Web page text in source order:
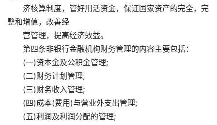
济核算制度，管好用活资金，保证国家资产的完全，完
整和增值，改善经
营管理，提高经济效益。
第四条非银行金融机构财务管理的内容主要包括：
(一)资本金及公积金管理;
(二)财务计划管理;
(三)财务收入管理;
(四)成本(费用)与营业外支出管理;
(五)利润及利润分配的管理;